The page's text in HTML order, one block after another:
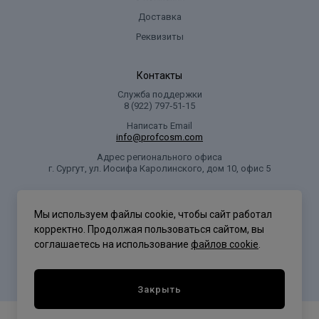
cocamide mida, cocamidopropyl betaine, olli 20, isamino peg/p
Доставка
Реквизиты
Контакты
Служба поддержки
8 (922) 797‑51-15
Написать Email
info@profcosm.com
Адрес регионального офиса
г. Сургут, ул. Иосифа Каролинского, дом 10, офис 5
Мы используем файлы cookie, чтобы сайт работал
корректно. Продолжая пользоваться сайтом, вы
соглашаетесь на использование файлов cookie
Закрыть